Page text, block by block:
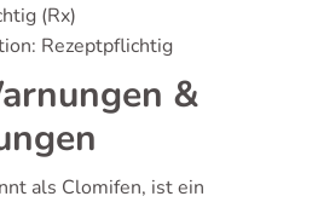
(Rx)
Rezeptpflichtig
&
als Clomifen, ist ein